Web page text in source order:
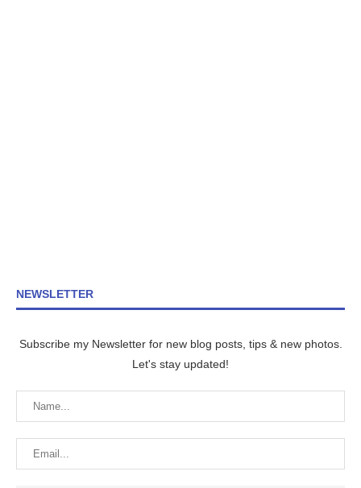
NEWSLETTER
Subscribe my Newsletter for new blog posts, tips & new photos.
Let's stay updated!